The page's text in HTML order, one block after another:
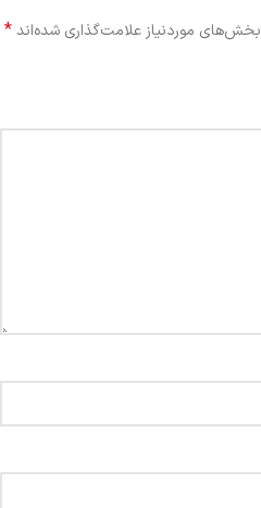
بخش‌های موردنیاز علامت‌گذاری شده‌اند*